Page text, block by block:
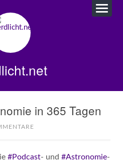
in 365 Tagen
#Podcast- und #Astronomie-